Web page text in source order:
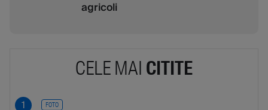
agricoli
CELE MAI CITITE
FOTO